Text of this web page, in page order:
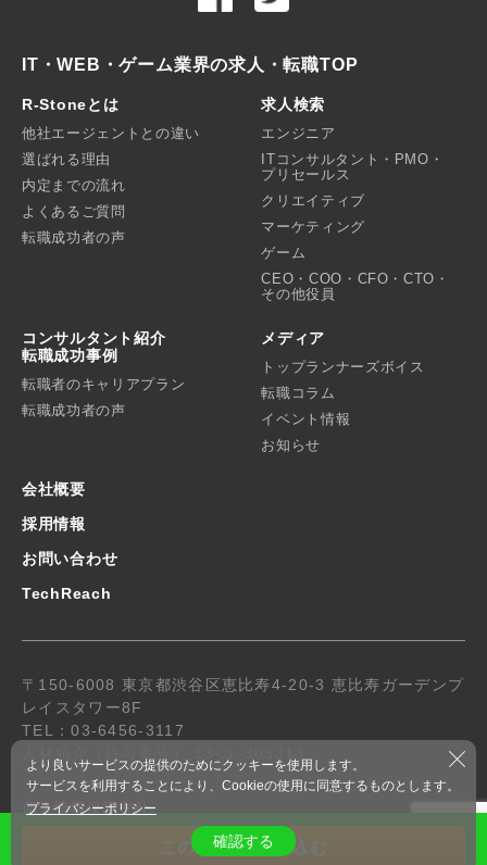
この求人に申し込む
IT・WEB・ゲーム業界の求人・転職TOP
R-Stoneとは
他社エージェントとの違い
選ばれる理由
内定までの流れ
よくあるご質問
転職成功者の声
求人検索
エンジニア
ITコンサルタント・PMO・
プリセールス
クリエイティブ
マーケティング
ゲーム
CEO・COO・CFO・CTO・
その他役員
コンサルタント紹介
転職成功事例
転職者のキャリアプラン
転職成功者の声
メディア
トップランナーズボイス
転職コラム
イベント情報
お知らせ
会社概要
採用情報
お問い合わせ
TechReach
〒150-6008 東京都渋谷区恵比寿4-20-3 恵比寿ガーデンプ
レイスタワー8F
TEL：03-6456-3117
個人情報保護方針
© 2019 R-Stone.co.,ltd. All Rights Reserved.
より良いサービスの提供のためにクッキーを使用します。
サービスを利用することにより、Cookieの使用に同意するものとします。
プライバシーポリシー
確認する